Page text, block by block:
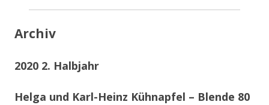
Archiv
2020 2. Halbjahr
Helga und Karl-Heinz Kühnapfel – Blende 80